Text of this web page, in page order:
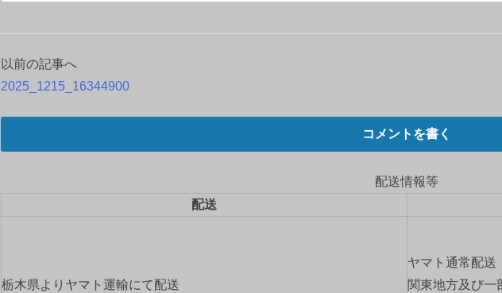
投
シ
以前の記事へ
2025_1215_16344900
コメントを書く
配送情報等
配送
栃木県よりヤマト運輸にて配送
ヤマト通常配送
関東地方及び一